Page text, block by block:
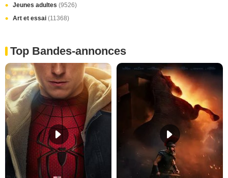
Jeunes adultes (9526)
Art et essai (11368)
Top Bandes-annonces